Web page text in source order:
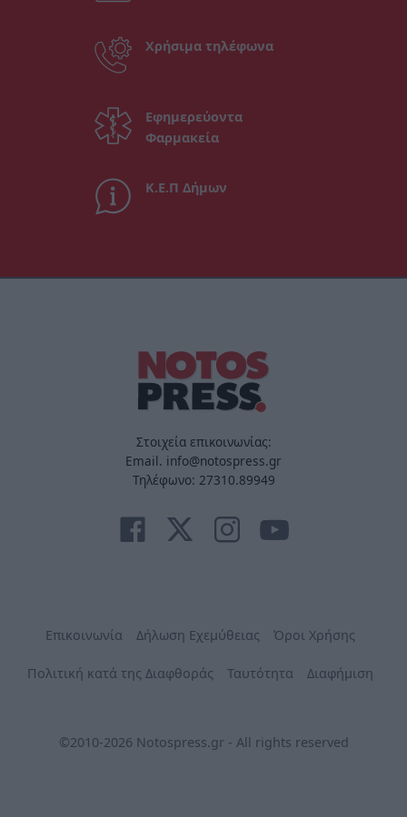
Χρήσιμα τηλέφωνα
Εφημερεύοντα
Φαρμακεία
Κ.Ε.Π Δήμων
Στοιχεία επικοινωνίας:
Email. info@notospress.gr
Τηλέφωνο: 27310.89949
Επικοινωνία Δήλωση Εχεμύθειας Όροι Χρήσης
Πολιτική κατά της Διαφθοράς Ταυτότητα Διαφήμιση
©2010-2026 Notospress.gr - All rights reserved